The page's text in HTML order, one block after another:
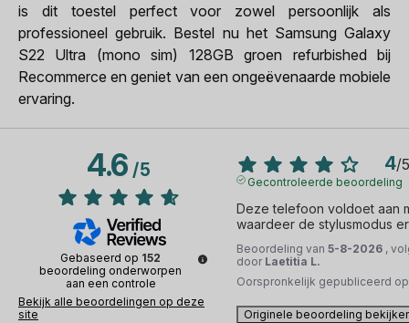
is dit toestel perfect voor zowel persoonlijk als
professioneel gebruik. Bestel nu het Samsung Galaxy
S22 Ultra (mono sim) 128GB groen refurbished bij
Recommerce en geniet van een ongeëvenaarde mobiele
ervaring.
4.6/5
Gebaseerd op 152
beoordeling onderworpen
aan een controle
Bekijk alle beoordelingen op deze
site
4/5
Gecontroleerde beoordeling
Deze telefoon voldoet aan
waardeer de stylusmodus
Beoordeling van 5-8-2026 ,
door Laetitia L.
Oorspronkelijk gepubliceerd
Originele beoordeling